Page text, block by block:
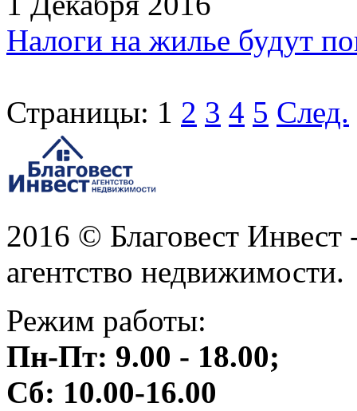
Налоги на жилье будут
Страницы: 1 2 3 4 5 След.
2016 © Благовест Инвест
агентство недвижимости.
Режим работы:
Пн-Пт: 9.00 - 18.00;
Сб: 10.00-16.00